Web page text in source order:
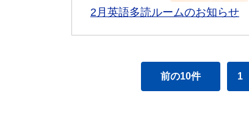
2月英語多読ルームのお知らせ
前の10件 1